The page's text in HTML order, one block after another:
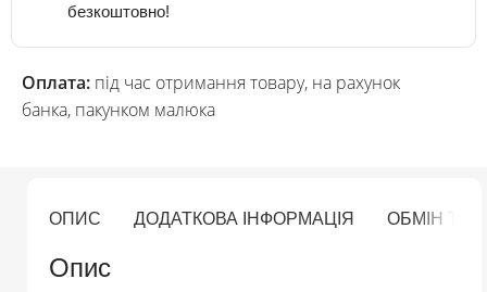
безкоштовно!
Оплата: під час отримання товару, на рахунок
банка, пакунком малюка
ОПИС ДОДАТКОВА ІНФОРМАЦІЯ ОБМІН ТА
Опис